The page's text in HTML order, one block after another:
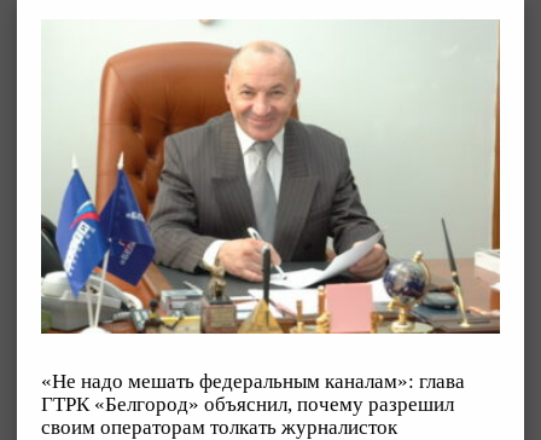
«Не надо мешать федеральным каналам»: глава
ГТРК «Белгород» объяснил, почему разрешил
своим операторам толкать журналисток